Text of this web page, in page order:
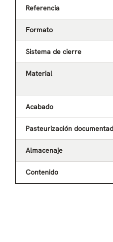
Referencia
Formato
Sistema de cierre
Material
Acabado
Pasteurización
Almacenaje
Contenido